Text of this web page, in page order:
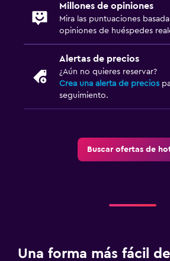
Aire libre
Muebles de exterior
Terraza/patio
Sillas de playa
Servicios de lavandería/tintorería
Millones de opiniones
Mira las puntuaciones
opiniones de huéspedes
Alertas de precios
¿Aún no quieres reservar?
Crea una alerta de precios
seguimiento.
Buscar ofertas de
Una forma más fácil